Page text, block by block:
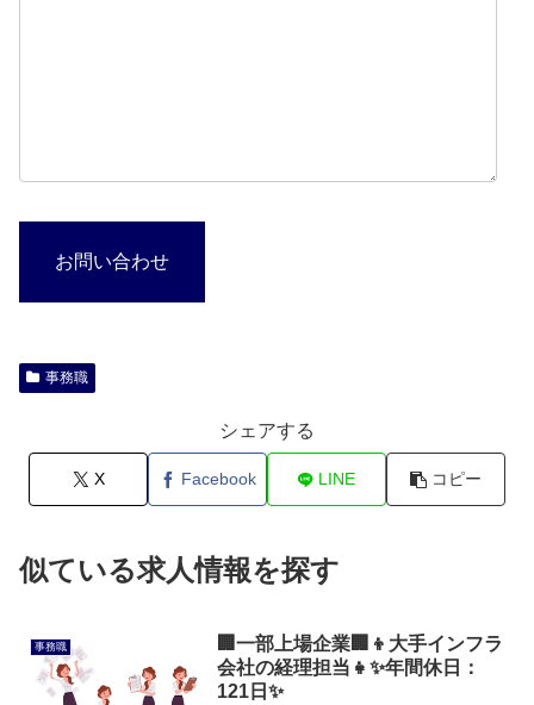
お問い合わせ
事務職
シェアする
X Facebook LINE コピー
似ている求人情報を探す
事務職
🏢一部上場企業🏢👦大手インフラ
会社の経理担当👧✨年間休日：
121日✨